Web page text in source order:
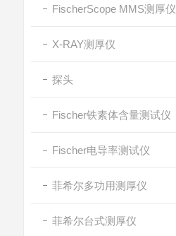
FischerScope MMS测厚仪
X-RAY测厚仪
探头
Fischer铁素体含量测试仪
Fischer电导率测试仪
菲希尔多功用测厚仪
菲希尔台式测厚仪